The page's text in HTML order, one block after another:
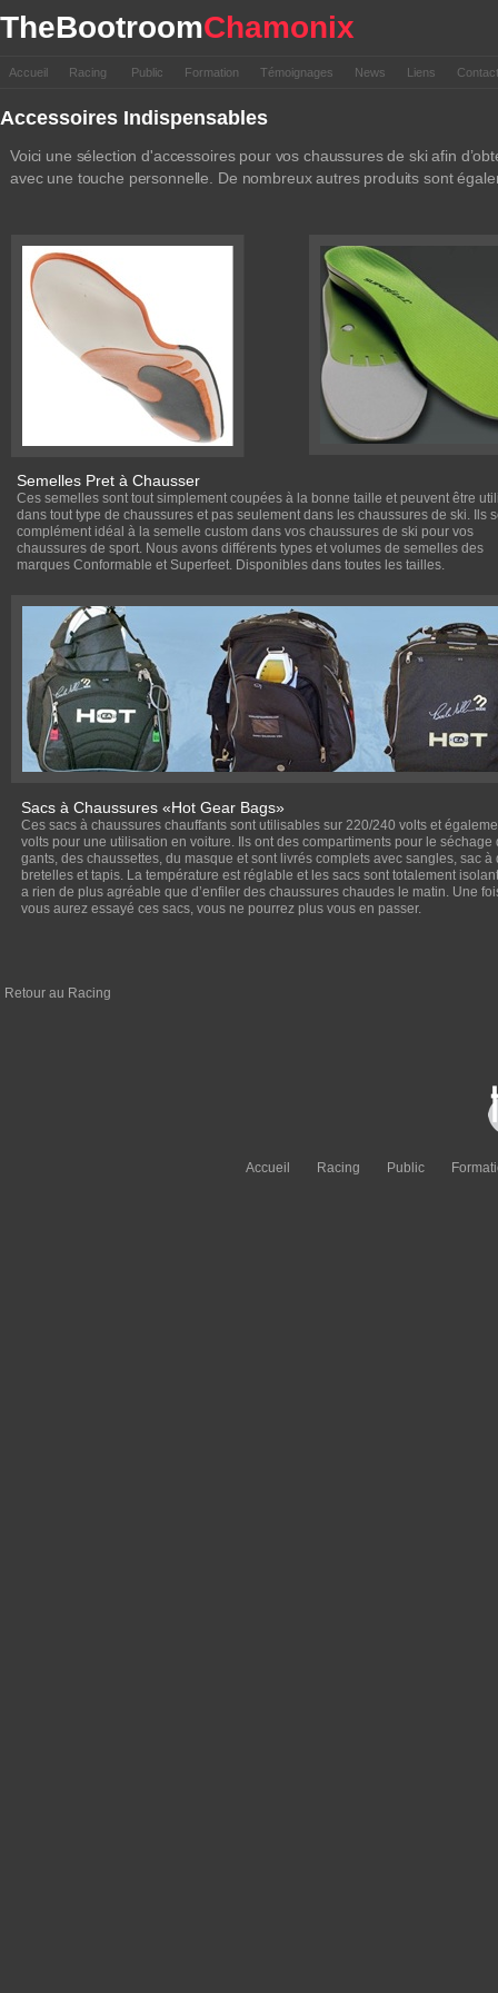
TheBootroomChamonix
Accueil Racing Public Formation Témoignages News Liens
Accessoires Indispensables
Retour au Racing
Voici une sélection d'accessoires pour vos chaussures de ski afin
avec une touche personnelle. De nombreux autres produits sont
Semelles Pret à Chausser
Ces semelles sont tout simplement coupées à la bonne taille et peuvent être
dans tout type de chaussures et pas seulement dans les chaussures de ski. Ils
complément idéal à la semelle custom dans vos chaussures de ski pour vos
chaussures de sport. Nous avons différents types et volumes de semelles des
marques Conformable et Superfeet. Disponibles dans toutes les tailles.
Accueil Racing Public
Sacs à Chaussures «Hot Gear Bags»
Ces sacs à chaussures chauffants sont utilisables sur 220/240 volts et
volts pour une utilisation en voiture. Ils ont des compartiments pour le séchage
gants, des chaussettes, du masque et sont livrés complets avec sangles, sac à
bretelles et tapis. La température est réglable et les sacs sont totalement
a rien de plus agréable que d’enfiler des chaussures chaudes le matin. Une
vous aurez essayé ces sacs, vous ne pourrez plus vous en passer.